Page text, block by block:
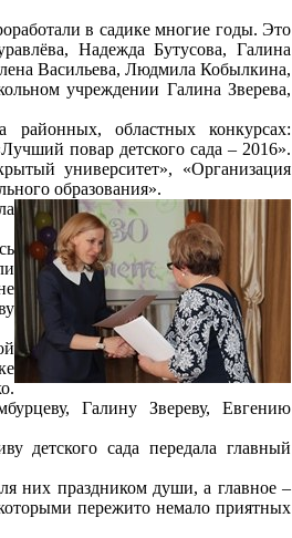
в садике многие годы. Это
Надежда Бутусова, Галина
Васильева, Людмила Кобылкина,
учреждении Галина Зверева,
областных конкурсах:
повар детского сада – 2016».
университет», «Организация
образования».
Галину Звереву, Евгению
детского сада передала главный
них праздником души, а главное –
пережито немало приятных